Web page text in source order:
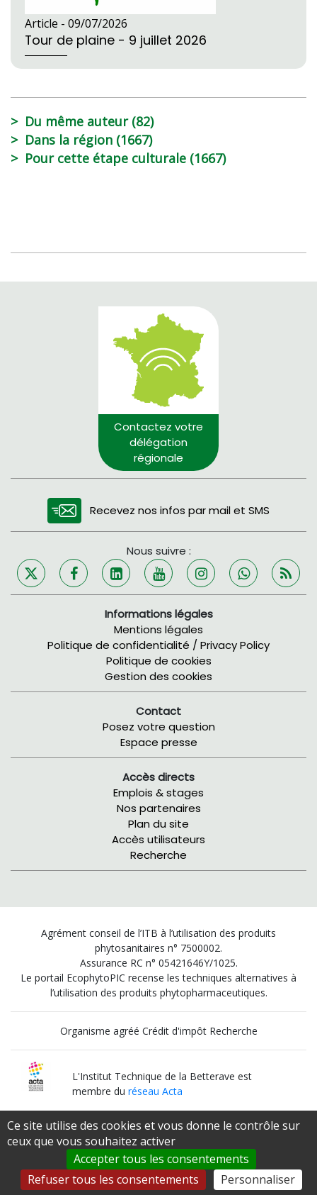
Article - 09/07/2026
Tour de plaine - 9 juillet 2026
Du même auteur (82)
Dans la région (1667)
Pour cette étape culturale (1667)
Contactez votre
délégation
régionale
Recevez nos infos par mail et SMS
Nous suivre :
Informations légales
Mentions légales
Politique de confidentialité / Privacy Policy
Politique de cookies
Gestion des cookies
Contact
Posez votre question
Espace presse
Accès directs
Emplois & stages
Nos partenaires
Plan du site
Accès utilisateurs
Recherche
Agrément conseil de l’ITB à l’utilisation des produits
phytosanitaires n° 7500002.
Assurance RC n° 05421646Y/1025.
Le portail EcophytoPIC recense les techniques alternatives à
l’utilisation des produits phytopharmaceutiques.
Organisme agréé Crédit d'impôt Recherche
L'Institut Technique de la Betterave est
membre duréseau Acta
Institut Technique Agricole Qualifié
par leMinistère de l’Agriculture et de l’Alimentation
Ce site utilise des cookies et vous donne le contrôle sur
ceux que vous souhaitez activer
Accepter tous les consentements
Refuser tous les consentements
Personnaliser